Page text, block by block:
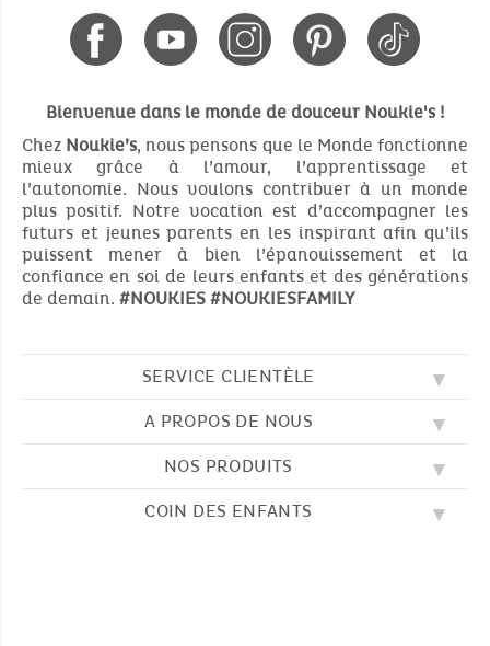
AUBERT ANCENIS
Boulevard de la Prairie - FR - 44150SAINT GEREON
AUBERT ANNECY
626 avenue du Centre -FR -74330EPAGNY
AUBERT ANNEMASSE
21 Chemin de l'Industrie -FR -74100 ETREMBIERES
AUBERT ARCUEIL
Rue de Sagne -FR -13200ARLES
Rue Claude Bernard -FR -62000ARRAS
Bienvenue dans le monde de douceur Noukie's !
Chez Noukie’s, nous pensons que le Monde fonctionne
mieux grâce à l’amour, l’apprentissage et
l’autonomie. Nous voulons contribuer à un monde
plus positif. Notre vocation est d’accompagner les
futurs et jeunes parents en les inspirant afin qu’ils
puissent mener à bien l’épanouissement et la
confiance en soi de leurs enfants et des générations
de demain. #NOUKIES #NOUKIESFAMILY
SERVICE CLIENTÈLE
QUESTIONS FRÉQUENTES (FAQ)
CONTACTEZ-NOUS
CGV
A PROPOS DE NOUS
NOS VALEURS
NOTRE HISTOIRE
NOS PRODUITS
BRODERIE
COIN DES ENFANTS